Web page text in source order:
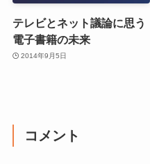
テレビとネット議論に思う
電子書籍の未来
2014年9月5日
コメント